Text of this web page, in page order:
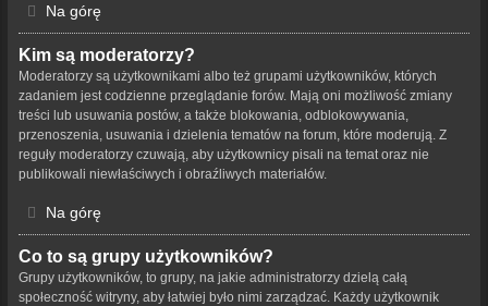
Na górę
Kim są moderatorzy?
Moderatorzy są użytkownikami albo też grupami użytkowników, których
zadaniem jest codzienne przeglądanie forów. Mają oni możliwość zmiany
treści lub usuwania postów, a także blokowania, odblokowywania,
przenoszenia, usuwania i dzielenia tematów na forum, które moderują. Z
reguły moderatorzy czuwają, aby użytkownicy pisali na temat oraz nie
publikowali niewłaściwych i obraźliwych materiałów.
Na górę
Co to są grupy użytkowników?
Grupy użytkowników, to grupy, na jakie administratorzy dzielą całą
społeczność witryny, aby łatwiej było nimi zarządzać. Każdy użytkownik